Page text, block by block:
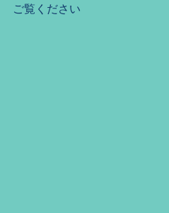
ご覧ください